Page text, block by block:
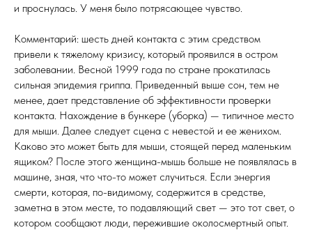
и проснулась. У меня было потрясающее чувство.
Комментарий: шесть дней контакта с этим средством
привели к тяжелому кризису, который проявился в остром
заболевании. Весной 1999 года по стране прокатилась
сильная эпидемия гриппа. Приведенный выше сон, тем не
менее, дает представление об эффективности проверки
контакта. Нахождение в бункере (уборка) — типичное место
для мыши. Далее следует сцена с невестой и ее женихом.
Каково это может быть для мыши, стоящей перед маленьким
ящиком? После этого женщина-мышь больше не появлялась в
машине, зная, что что-то может случиться. Если энергия
смерти, которая, по-видимому, содержится в средстве,
заметна в этом месте, то подавляющий свет — это тот свет, о
котором сообщают люди, пережившие околосмертный опыт.